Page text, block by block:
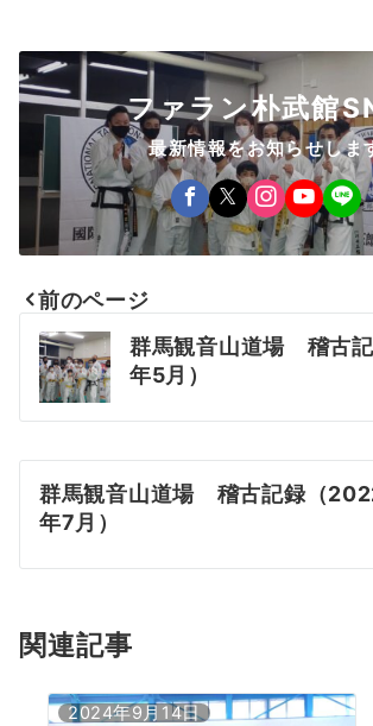
ファラン朴武館
最新情報をお知らせしま
投
稿
ナ
ビ
ゲ
ョ
ン
前のページ
群馬観音山道場 稽古
年5月）
群馬観音山道場 稽古記録（
年7月）
関連記事
2024年9月14日